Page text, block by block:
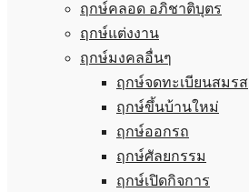
ฤกษ์คลอด อภิชาติบุตร
ฤกษ์แต่งงาน
ฤกษ์มงคลอื่นๆ
ฤกษ์จดทะเบียนสมรส
ฤกษ์ขึ้นบ้านใหม่
ฤกษ์ออกรถ
ฤกษ์ศัลยกรรม
ฤกษ์เปิดกิจการ